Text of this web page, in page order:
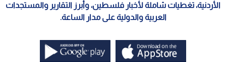
الأردنية، تغطيات شاملة لأخبار فلسطين، وأبرز التقارير والمستجدات
العربية والدولية على مدار الساعة.